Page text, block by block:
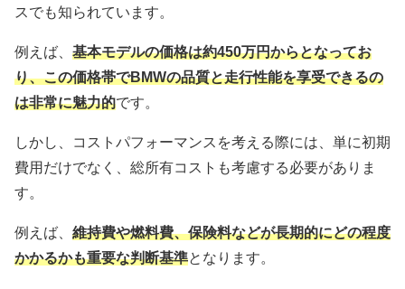
スでも知られています。
例えば、 基本モデルの価格は約450万円からとなってお
り、この価格帯でBMWの品質と走行性能を享受できるの
は非常に魅力的です。
しかし、コストパフォーマンスを考える際には、単に初期
費用だけでなく、総所有コストも考慮する必要がありま
す。
例えば、 維持費や燃料費、保険料などが長期的にどの程度
かかるかも重要な判断基準となります。